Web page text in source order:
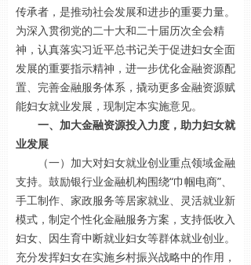
传承者，是推动社会发展和进步的重要力量。
为深入贯彻党的二十大和二十届历次全会精
神，认真落实习近平总书记关于促进妇女全面
发展的重要指示精神，进一步优化金融资源配
置、完善金融服务体系，撬动更多金融资源赋
能妇女就业发展，现制定本实施意见。
一、加大金融资源投入力度，助力妇女就
业发展
（一）加大对妇女就业创业重点领域金融
支持。鼓励银行业金融机构围绕“巾帼电商”、
手工制作、家政服务等居家就业、灵活就业新
模式，制定个性化金融服务方案，支持低收入
妇女、因生育中断就业妇女等群体就业创业。
充分发挥妇女在实施乡村振兴战略中的作用，